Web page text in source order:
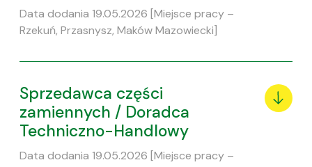
Data dodania 19.05.2026 [Miejsce pracy –
Rzekuń, Przasnysz, Maków Mazowiecki]
Sprzedawca części
zamiennych / Doradca
Techniczno-Handlowy
Data dodania 19.05.2026 [Miejsce pracy –